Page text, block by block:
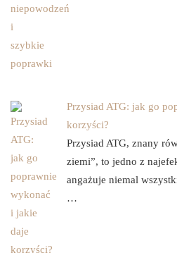
Przysiad ATG: jak go
korzyści?
Przysiad ATG, znany
ziemi”, to jedno z
angażuje niemal
…